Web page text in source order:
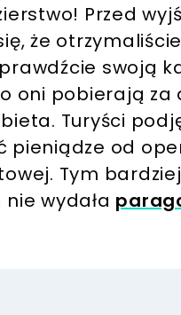
Przed
że otrzymaliście
swoją
oni pobierają za
Turyści
pieniądze od
Tym
wydała